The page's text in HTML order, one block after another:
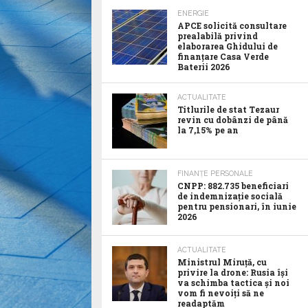
ENERGIE
APCE solicită consultare
prealabilă privind
elaborarea Ghidului de
finanțare Casa Verde
Baterii 2026
ACTUALITATE
Titlurile de stat Tezaur
revin cu dobânzi de până
la 7,15% pe an
FINANȚE PERSONALE
CNPP: 882.735 beneficiari
de indemnizație socială
pentru pensionari, în iunie
2026
ACTUALITATE
Ministrul Miruță, cu
privire la drone: Rusia își
va schimba tactica și noi
vom fi nevoiți să ne
readaptăm